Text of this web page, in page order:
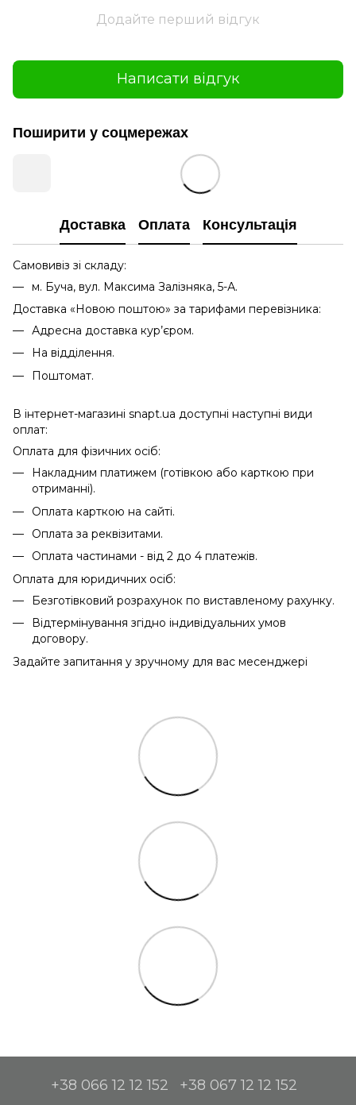
Додайте перший відгук
Написати відгук
Поширити у соцмережах
Доставка Оплата Консультація
Самовивіз зі складу:
м. Буча, вул. Максима Залізняка, 5-А.
Доставка «Новою поштою» за тарифами перевізника:
Адресна доставка кур’єром.
На відділення.
Поштомат.
В інтернет-магазині snapt.ua доступні наступні види
оплат:
Оплата для фізичних осіб:
Накладним платижем (готівкою або карткою при
отриманні).
Оплата карткою на сайті.
Оплата за реквізитами.
Оплата частинами - від 2 до 4 платежів.
Оплата для юридичних осіб:
Безготівковий розрахунок по виставленому рахунку.
Відтермінування згідно індивідуальних умов
договору.
Задайте запитання у зручному для вас месенджері
+38 066 12 12 152
+38 067 12 12 152